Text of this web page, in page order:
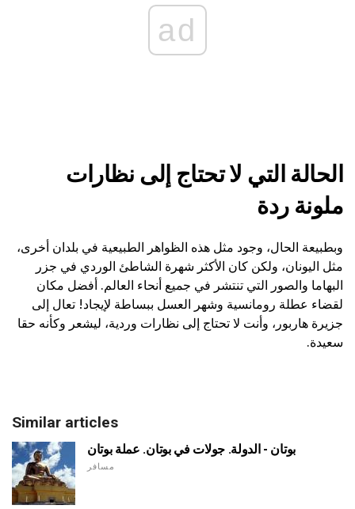
ad
الحالة التي لا تحتاج إلى نظارات
ملونة ردة
وبطبيعة الحال، وجود مثل هذه الظواهر الطبيعية في بلدان أخرى،
مثل اليونان، ولكن كان الأكثر شهرة الشاطئ الوردي في جزر
البهاما والصور التي تنتشر في جميع أنحاء العالم. أفضل مكان
لقضاء عطلة رومانسية وشهر العسل ببساطة لإيجاد! تعال إلى
جزيرة هاربور، وأنت لا تحتاج إلى نظارات وردية، ليشعر وكأنه حقا
سعيدة.
Similar articles
بوتان - الدولة. جولات في بوتان. عملة بوتان
مسافر